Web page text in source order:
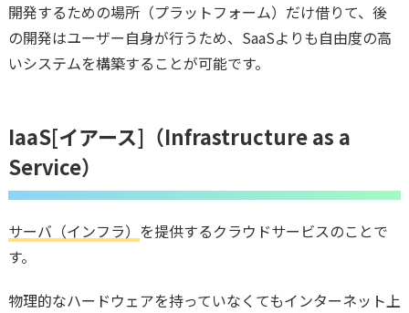
開発するための場所（プラットフォーム）だけ借りて、後
の開発はユーザー自身が行うため、SaaSよりも自由度の高
いシステムを構築することが可能です。
IaaS[イアース]（Infrastructure as a
Service）
サーバ（インフラ） を提供するクラウドサービスのことで
す。
物理的なハードウェアを持っていなくてもインターネット上